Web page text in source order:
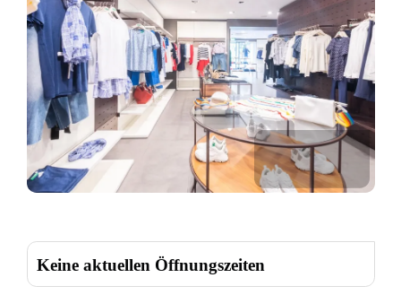
Keine aktuellen Öffnungszeiten